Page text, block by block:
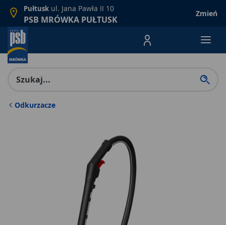
Pułtusk ul. Jana Pawła II 10
PSB MRÓWKA PUŁTUSK
Zmień
Menu Produktów,
Odkurzacze